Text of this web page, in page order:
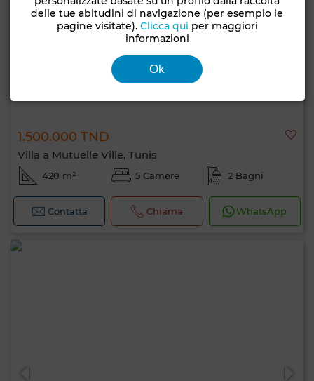
1.500.000 TND
Villa a Mutuelle Ville, Tunis
420 m² 5 Camere 2 Bagni
Contatta Chiama WhatsApp
delle tue abitudini di navigazione (per esempio le
pagine visitate). Clicca qui per maggiori
informazioni
Ok